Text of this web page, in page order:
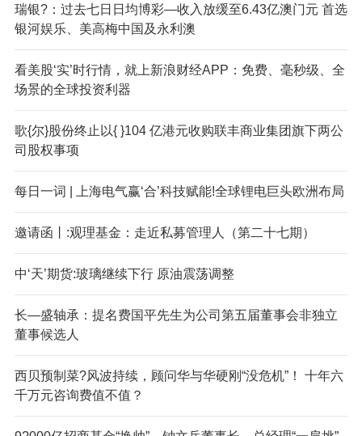
瑞银?：过去七日日均博彩—收入放缓至6.43亿澳门元 首选
银河娱乐、美高梅中国及永利澳
看美股‘实’时行情，就上新浪财经APP：免费、毫秒级、全
场景的全球投资利器
歌{尔}股份终止以{ }104 亿港元收购联丰商业集团旗下两公
司股权事项
每日一词 | 上海电气赢‘合’科技赋能!全球锂电巨头欧洲布局
邀请函丨:观理基金：走近私募管理人（第二十七期）
中‘天’期货:玻璃继续下行 原油震荡调整
长—盛轴承：提名费国平先生为公司第五届董事会非独立
董事候选人
西贝预制菜?风波持续，顾问华与华硬刚“没危机”！ 十年六
千万元咨询费值不值？